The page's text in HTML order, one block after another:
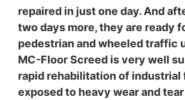
repaired in just one day. And
two days more, they are ready
pedestrian and wheeled traffic
MC-Floor Screed is very well
rapid rehabilitation of industrial
exposed to heavy wear and
Viac informácií týkajúcich sa
o používateľoch v Google Analytics
o ochrane údajov Google:
https://support.google.com/analytics/
5?hl=en
Spracovanie údajov o zákazke